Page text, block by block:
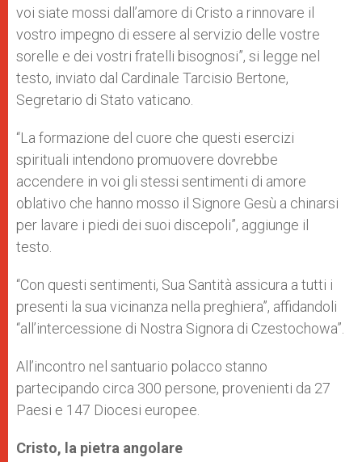
voi siate mossi dall’amore di Cristo a rinnovare il
vostro impegno di essere al servizio delle vostre
sorelle e dei vostri fratelli bisognosi”, si legge nel
testo, inviato dal Cardinale Tarcisio Bertone,
Segretario di Stato vaticano.
“La formazione del cuore che questi esercizi
spirituali intendono promuovere dovrebbe
accendere in voi gli stessi sentimenti di amore
oblativo che hanno mosso il Signore Gesù a chinarsi
per lavare i piedi dei suoi discepoli”, aggiunge il
testo.
“Con questi sentimenti, Sua Santità assicura a tutti i
presenti la sua vicinanza nella preghiera”, affidandoli
“all’intercessione di Nostra Signora di Czestochowa”.
All’incontro nel santuario polacco stanno
partecipando circa 300 persone, provenienti da 27
Paesi e 147 Diocesi europee.
Cristo, la pietra angolare